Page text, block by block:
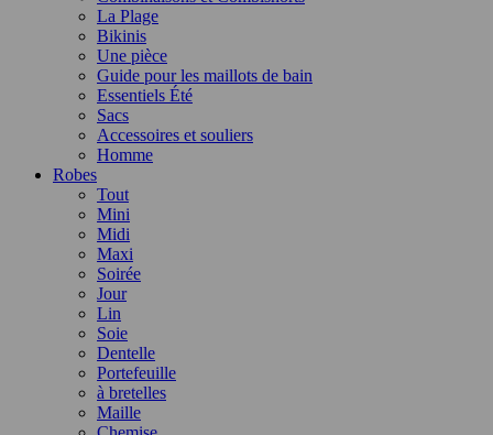
La Plage
Bikinis
Une pièce
Guide pour les maillots de bain
Essentiels Été
Sacs
Accessoires et souliers
Homme
Robes
Tout
Mini
Midi
Maxi
Soirée
Jour
Lin
Soie
Dentelle
Portefeuille
à bretelles
Maille